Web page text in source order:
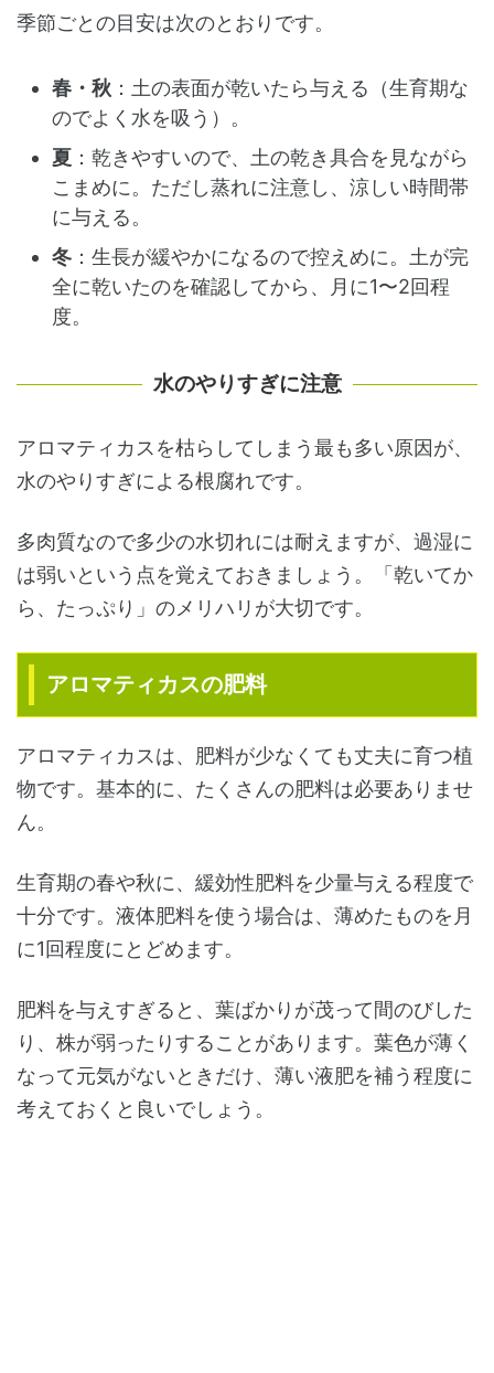
季節ごとの目安は次のとおりです。
春・秋 ：土の表面が乾いたら与える（生育期な
のでよく水を吸う）。
夏 ：乾きやすいので、土の乾き具合を見ながら
こまめに。ただし蒸れに注意し、涼しい時間帯
に与える。
冬 ：生長が緩やかになるので控えめに。土が完
全に乾いたのを確認してから、月に1〜2回程
度。
水のやりすぎに注意
アロマティカスを枯らしてしまう最も多い原因が、
水のやりすぎによる根腐れです。
多肉質なので多少の水切れには耐えますが、過湿に
は弱いという点を覚えておきましょう。「乾いてか
ら、たっぷり」のメリハリが大切です。
アロマティカスの肥料
アロマティカスは、肥料が少なくても丈夫に育つ植
物です。基本的に、たくさんの肥料は必要ありませ
ん。
生育期の春や秋に、緩効性肥料を少量与える程度で
十分です。液体肥料を使う場合は、薄めたものを月
に1回程度にとどめます。
肥料を与えすぎると、葉ばかりが茂って間のびした
り、株が弱ったりすることがあります。葉色が薄く
なって元気がないときだけ、薄い液肥を補う程度に
考えておくと良いでしょう。